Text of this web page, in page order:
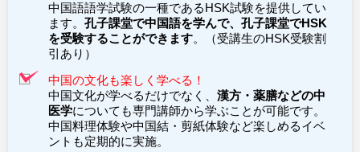
中国語語学試験の一種であるHSK試験を提供してい
ます。 孔子課堂で中国語を学んで、孔子課堂でHSK
を受験することができます。（受講生のHSK受験割
引あり）
中国の文化も楽しく学べる！
中国文化が学べるだけでなく、 漢方・薬膳などの中
医学についても専門講師から学ぶことが可能です。
中国料理体験や中国結・剪紙体験など楽しめるイベ
ントも定期的に実施。